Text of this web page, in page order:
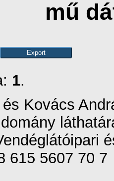
mű
1.
és Kovács
615 5607 70 7